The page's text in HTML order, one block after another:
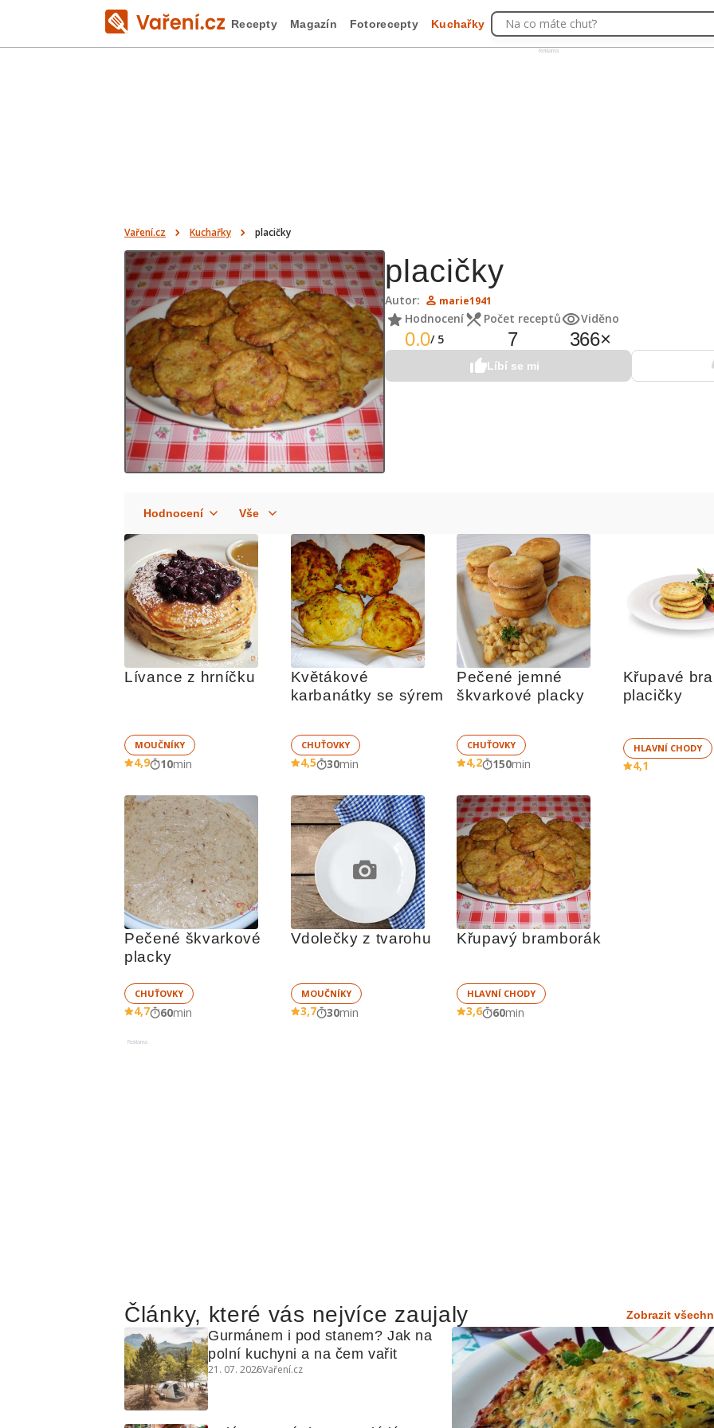
Reklama
Recepty Magazín Fotorecepty Kuchařky Na co máte chuť?
Vaření.cz Kuchařky placičky
placičky
Autor: marie1941
Hodnocení
0.0/ 5
Počet receptů
7
Viděno
366×
Líbí se mi
Lívance z hrníčku
MOUČNÍKY
4,9 10min
Květákové
karbanátky se sýrem
CHUŤOVKY
4,5 30min
Pečené jemné
škvarkové placky
CHUŤOVKY
4,2 150min
Křupavé
HLAVNÍ CHODY
4,1
Pečené škvarkové
placky
CHUŤOVKY
4,7 60min
Vdolečky z tvarohu
MOUČNÍKY
3,7 30min
Křupavý bramborák
HLAVNÍ CHODY
3,6 60min
Reklama
Články, které vás nejvíce zaujaly Zobrazit
Gurmánem i pod stanem? Jak na
polní kuchyni a na čem vařit
21. 07. 2026Vaření.cz